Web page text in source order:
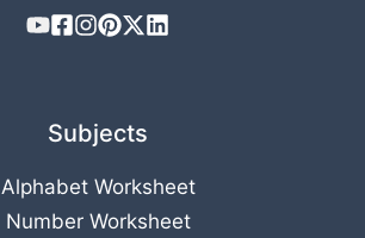
Subjects
Alphabet Worksheet
Number Worksheet